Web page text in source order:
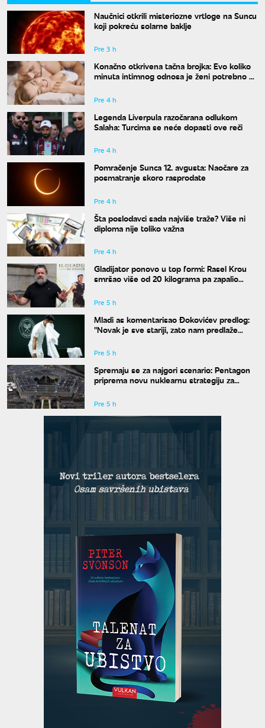
Naučnici otkrili misteriozne vrtloge na Suncu
koji pokreću solarne baklje
Pre 3 h
Konačno otkrivena tačna brojka: Evo koliko
minuta intimnog odnosa je ženi potrebno da
Pre 4 h
Legenda Liverpula razočarana odlukom
Salaha: Turcima se neće dopasti ove reči
Pre 4 h
Pomračenje Sunca 12. avgusta: Naočare za
posmatranje skoro rasprodate
Pre 4 h
Šta poslodavci sada najviše traže? Više ni
diploma nije toliko važna
Pre 4 h
Gladijator ponovo u top formi: Rasel Krou
smršao više od 20 kilograma pa zapalio
Pre 5 h
Mladi as komentarisao Đokovićev predlog:
"Novak je sve stariji, zato nam predlaže
Pre 5 h
Spremaju se za najgori scenario: Pentagon
priprema novu nuklearnu strategiju za
Pre 5 h